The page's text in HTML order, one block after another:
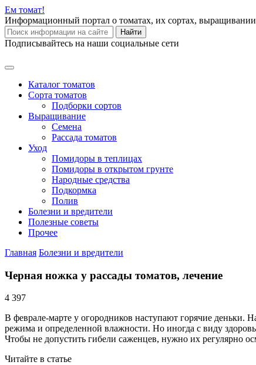
Ем томат!
Информационный портал о томатах, их сортах,
Найти
Подписывайтесь на наши социальные сети
Каталог томатов
Сорта томатов
Подборки сортов
Выращивание
Семена
Рассада томатов
Уход
Помидоры в теплицах
Помидоры в открытом грунте
Народные средства
Подкормка
Полив
Болезни и вредители
Полезные советы
Прочее
Главная Болезни и вредители
Черная ножка у рассады томатов, лечение
4 397
В феврале-марте у огородников наступают горячие деньки.
режима и определенной влажности. Но иногда с виду
Чтобы не допустить гибели саженцев, нужно их регулярно
Читайте в статье